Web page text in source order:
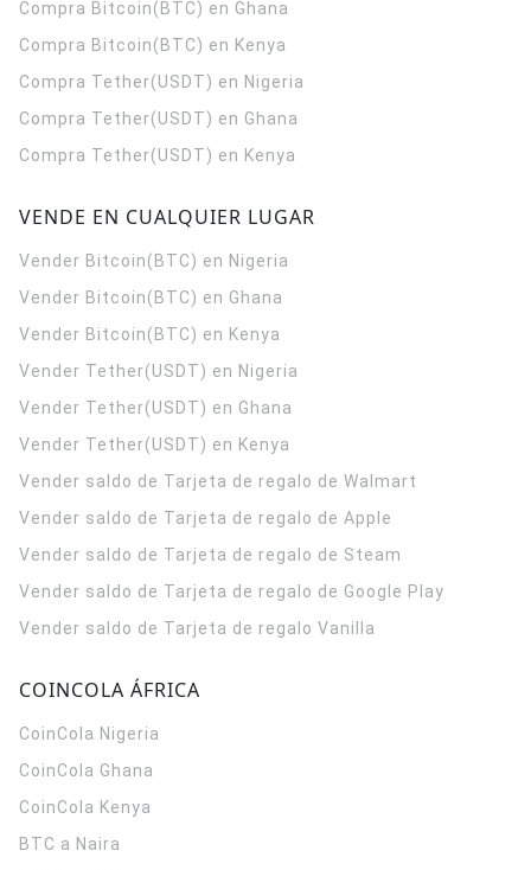
Compra Bitcoin(BTC) en Ghana
Compra Bitcoin(BTC) en Kenya
Compra Tether(USDT) en Nigeria
Compra Tether(USDT) en Ghana
Compra Tether(USDT) en Kenya
VENDE EN CUALQUIER LUGAR
Vender Bitcoin(BTC) en Nigeria
Vender Bitcoin(BTC) en Ghana
Vender Bitcoin(BTC) en Kenya
Vender Tether(USDT) en Nigeria
Vender Tether(USDT) en Ghana
Vender Tether(USDT) en Kenya
Vender saldo de Tarjeta de regalo de Walmart
Vender saldo de Tarjeta de regalo de Apple
Vender saldo de Tarjeta de regalo de Steam
Vender saldo de Tarjeta de regalo de Google Play
Vender saldo de Tarjeta de regalo Vanilla
COINCOLA ÁFRICA
CoinCola Nigeria
CoinCola Ghana
CoinCola Kenya
BTC a Naira